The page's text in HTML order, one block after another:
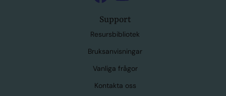
Support
Resursbibliotek
Bruksanvisningar
Vanliga frågor
Kontakta oss